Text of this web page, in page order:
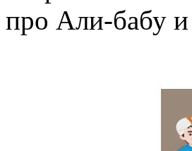
про Али-бабу